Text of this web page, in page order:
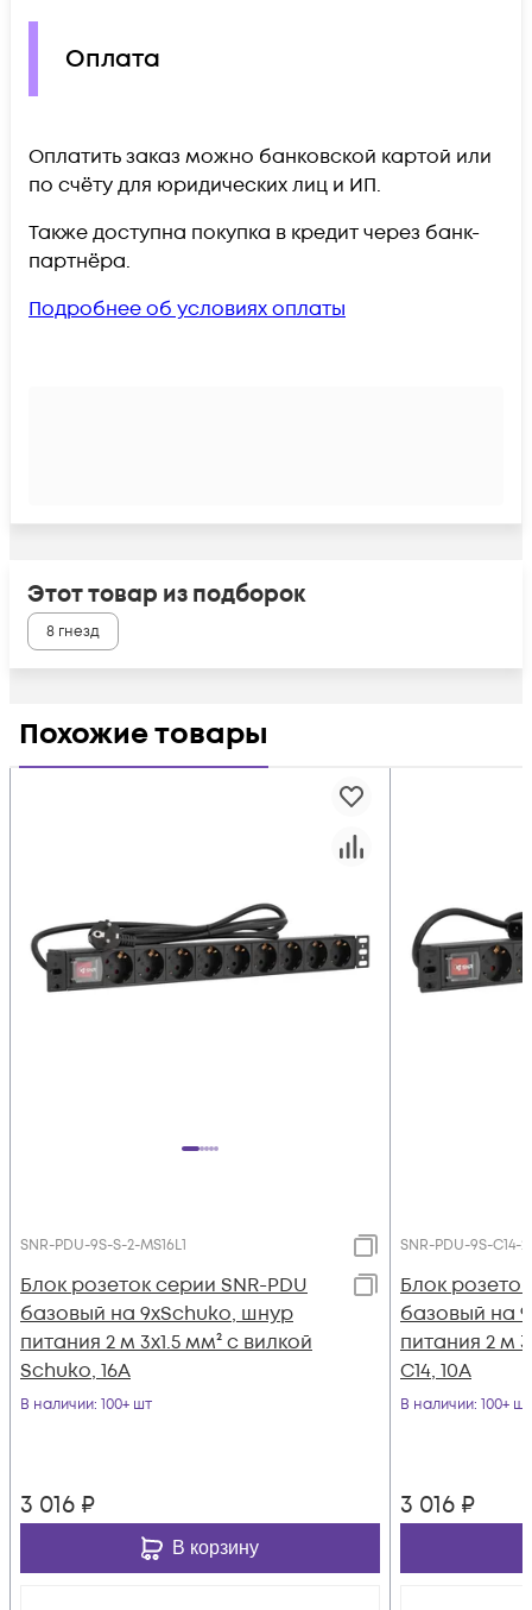
Оплата
Оплатить заказ можно банковской картой или
по счёту для юридических лиц и ИП.
Также доступна покупка в кредит через банк-
партнёра.
Подробнее об условиях оплаты
Этот товар из подборок
8 гнезд
Похожие товары
SNR-PDU-9S-S-2-MS16L1
Блок розеток серии SNR-PDU
базовый на 9хSchuko, шнур
питания 2 м 3x1.5 мм² с вилкой
Schuko, 16A
В наличии: 100+ шт
3 016 ₽
В корзину
SNR-PDU-9S-C14-
Блок
базовый на
питания 2 м
C14, 10A
В наличии: 100+ шт
3 016 ₽